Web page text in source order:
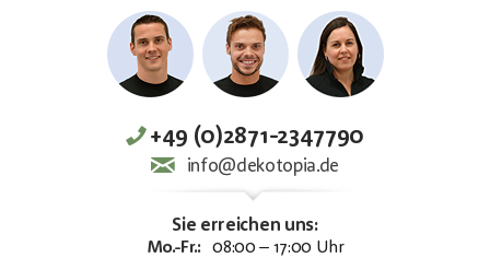
+49 (0)2871-2347790
info@dekotopia.de
Sie erreichen uns:
Mo.-Fr.: 08:00 – 17:00 Uhr